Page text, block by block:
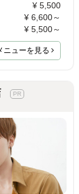
¥ 5,500
¥ 6,600～
¥ 5,500～
ニューを見る